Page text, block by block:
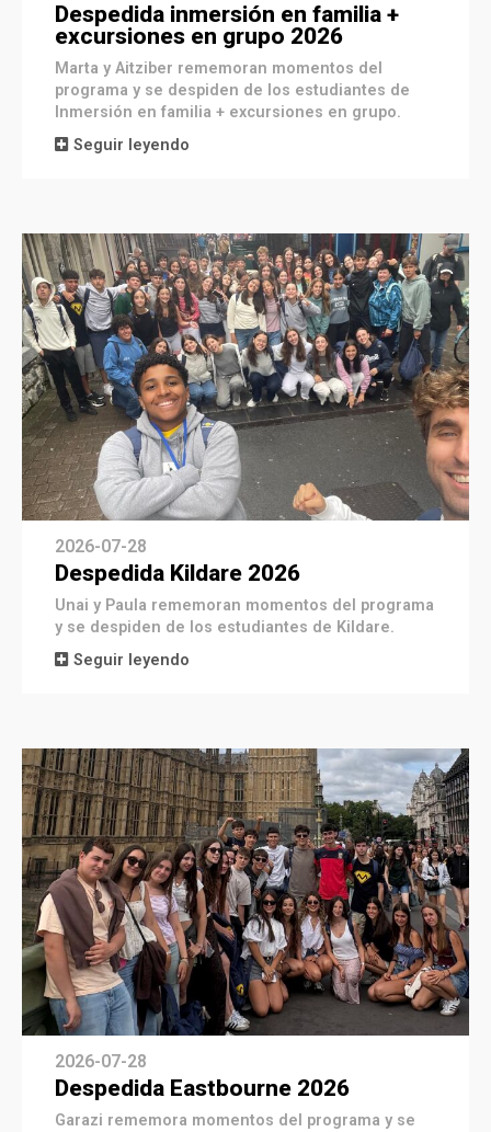
Despedida inmersión en familia +
excursiones en grupo 2026
Marta y Aitziber rememoran momentos del
programa y se despiden de los estudiantes de
Inmersión en familia + excursiones en grupo.
Seguir leyendo
2026-07-28
Despedida Kildare 2026
Unai y Paula rememoran momentos del programa
y se despiden de los estudiantes de Kildare.
Seguir leyendo
2026-07-28
Despedida Eastbourne 2026
Garazi rememora momentos del programa y se